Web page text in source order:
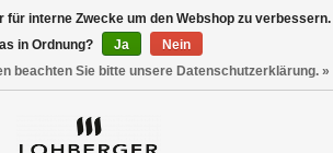
für interne Zwecke um den Webshop zu verbessern.
in Ordnung?
Ja
Nein
beachten Sie bitte unsere Datenschutzerklärung. »